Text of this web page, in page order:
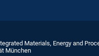
Materials, Energy and
München